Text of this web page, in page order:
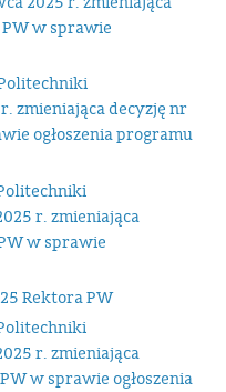
w sprawie
zmieniająca decyzję nr
ogłoszenia programu
r. zmieniająca
w sprawie
Rektora PW
r. zmieniająca
w sprawie ogłoszenia